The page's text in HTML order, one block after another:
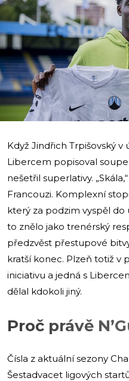
Když Jindřich Trpišovský
Libercem popisoval
nešetřil superlativy.
Francouzi. Komplexní
který za podzim vyspěl
to znělo jako trenérský
předzvěst přestupové
kratší konec. Plzeň totiž v
iniciativu a jedná s
dělal kdokoli jiný.
Proč právě
Čísla z aktuální sezony
Šestadvacet ligových